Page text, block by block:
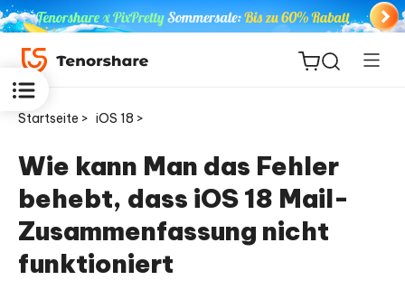
ReiBoot
PDNob
Startseite > iOS 18 >
Wie kann Man das Fehler
behebt, dass iOS 18 Mail-
Zusammenfassung nicht
funktioniert